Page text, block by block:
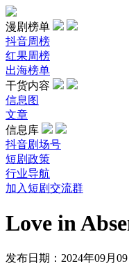
漫剧榜单
抖音周榜
红果周榜
出海榜单
干货内容
信息图
文章
信息库
抖音剧场号
短剧政策
行业导航
加入短剧交流群
Love in
发布日期：2024年09月09